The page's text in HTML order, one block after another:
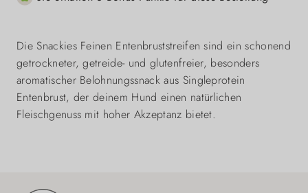
Die Snackies Feinen Entenbruststreifen sind ein schonend
getrockneter, getreide- und glutenfreier, besonders
aromatischer Belohnungssnack aus Singleprotein
Entenbrust, der deinem Hund einen natürlichen
Fleischgenuss mit hoher Akzeptanz bietet.